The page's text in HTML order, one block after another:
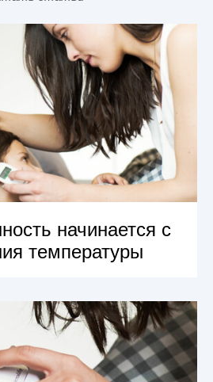
начинается с
температуры